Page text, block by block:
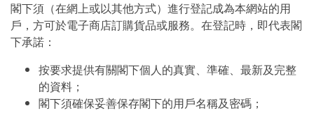
閣下須（在網上或以其他方式）進行登記成為本網站的用
戶，方可於電子商店訂購貨品或服務。在登記時，即代表閣
下承諾：
按要求提供有關閣下個人的真實、準確、最新及完整
的資料；
閣下須確保妥善保存閣下的用戶名稱及密碼；